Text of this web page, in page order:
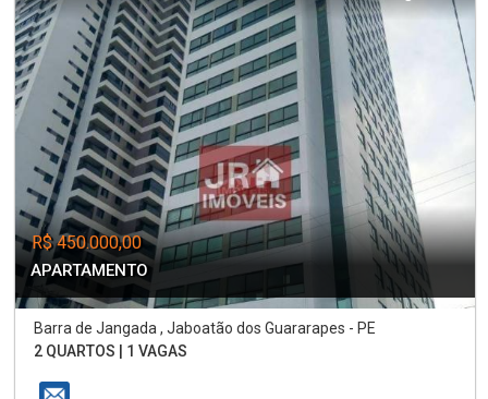
R$ 450.000,00
APARTAMENTO
Barra de Jangada , Jaboatão dos Guararapes - PE
2 QUARTOS | 1 VAGAS